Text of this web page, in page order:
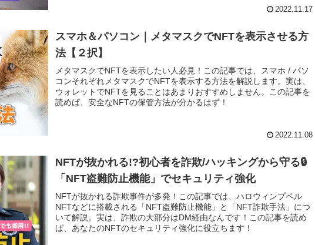
2022.11.17
スマホ＆パソコン｜メタマスクでNFTを表示させる方
法【２択】
メタマスクでNFTを表示したい人必見！この記事では、スマホ / パソ
コンそれぞれメタマスクでNFTを表示する方法を解説します。実は、
ウォレットでNFTを見ることはあまりおすすめしません。この記事を
読めば、安全なNFTの保管方法が分かるはず！
2022.11.08
NFTが抜かれる!?初心者を詐欺/ハッキングから守る🔒
「NFT盗難防止機能」でセキュリティ強化
NFTが抜かれる詐欺事件が多発！この記事では、ハロウィンプペル
NFTなどに搭載される「NFT盗難防止機能」と「NFT詐欺手法」につ
いて解説。実は、詐欺の大部分はDM経由なんです！この記事を読め
ば、あなたのNFTのセキュリティ強化に役立ちます！